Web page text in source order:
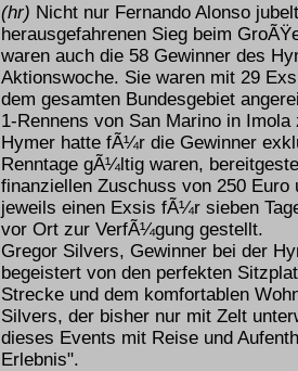
(hr) Nicht nur Fernando Alonso
herausgefahrenen Sieg beim
waren auch die 58 Gewinner des
Aktionswoche. Sie waren mit 29
dem gesamten Bundesgebiet
1-Rennens von San Marino in Imola
Hymer hatte fÃ¼r die Gewinner
Renntage gÃ¼ltig waren,
finanziellen Zuschuss von 250
jeweils einen Exsis fÃ¼r sieben
vor Ort zur VerfÃ¼gung gestellt.
Gregor Silvers, Gewinner bei der
begeistert von den perfekten
Strecke und dem komfortablen
Silvers, der bisher nur mit Zelt
dieses Events mit Reise und
Erlebnis".